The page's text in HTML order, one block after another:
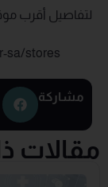
لتفاصيل أقرب
sa/stores
مشاركة
مقالات